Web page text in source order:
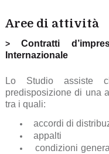
Aree di attività
>Contratti
Internazionale
Lo Studio assiste
predisposizione di una
tra i quali:
accordi di
appalti
condizioni